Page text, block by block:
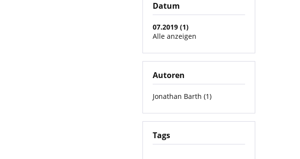
Datum
07.2019 (1)
Alle anzeigen
Autoren
Jonathan Barth (1)
Tags